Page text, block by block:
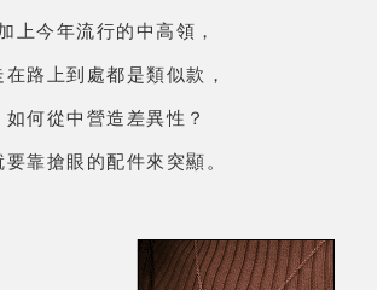
上今年流行的中高領，
在路上到處都是類似款，
如何從中營造差異性？
要靠搶眼的配件來突顯。